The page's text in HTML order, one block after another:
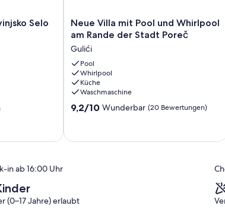
Basilika, einem UNESCO-Weltkulturerbe,
den 9 km entfernten Aquapark Aquacolors.
Selo
Neue
Villa
Pool
und
Whirlpool
am
Rande
der
Gulići
Neue Villa mit Pool und Whirlpool
am Rande der Stadt Poreč
Gulići
Pool
Whirlpool
Küche
Waschmaschine
9.2
9,2/10 Wunderbar (20 Bewertungen)
in ab 16:00 Uhr
(0–17 Jahre) erlaubt